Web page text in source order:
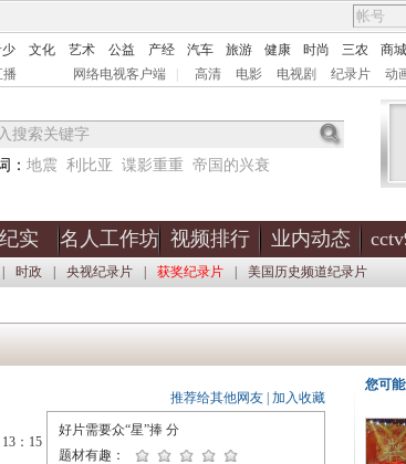
文化 艺术 公益 产经 汽车 旅游 健康 时尚 三农 商城
播 网络电视客户端 高清 电影 电视剧 纪录片 动
： 地震 利比亚 谍影重重 帝国的兴衰
实 名人工作坊 视频排行 业内动态
时政 央视纪录片 获奖纪录片 美国历史频道纪录片
：15
推荐给其他网友 加入收藏
好片需要众“星”捧 分
题材有趣：
您可能